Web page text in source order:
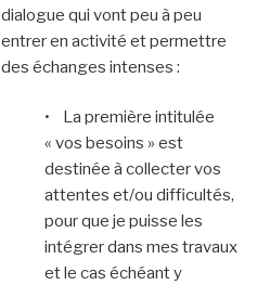
dialogue qui vont peu à peu
entrer en activité et permettre
des échanges intenses :
• La première intitulée
« vos besoins » est
destinée à collecter vos
attentes et/ou difficultés,
pour que je puisse les
intégrer dans mes travaux
et le cas échéant y